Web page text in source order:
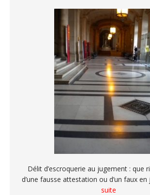
Délit d’escroquerie au jugement : que
d’une fausse attestation ou d’un faux en
suite